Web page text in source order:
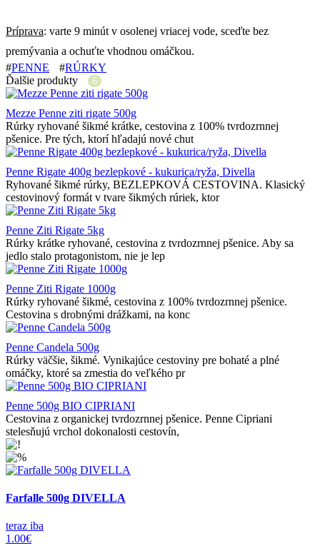
Príprava: varte 9 minút v osolenej vriacej vode, sceďte bez
premývania a ochuťte vhodnou omáčkou.
#PENNE #RÚRKY
Ďalšie produkty
6
Mezze Penne ziti rigate 500g
Rúrky ryhované šikmé krátke, cestovina z 100% tvrdozrnnej
pšenice. Pre tých, ktorí hľadajú nové chut
Penne Rigate 400g bezlepkové - kukurica/ryža, Divella
Ryhované šikmé rúrky, BEZLEPKOVÁ CESTOVINA. Klasický
cestovinový formát v tvare šikmých rúriek, ktor
Penne Ziti Rigate 5kg
Rúrky krátke ryhované, cestovina z tvrdozrnnej pšenice. Aby sa
jedlo stalo protagonistom, nie je lep
Penne Ziti Rigate 1000g
Rúrky ryhované šikmé, cestovina z 100% tvrdozrnnej pšenice.
Cestovina s drobnými drážkami, na konc
Penne Candela 500g
Rúrky väčšie, šikmé. Vynikajúce cestoviny pre bohaté a plné
omáčky, ktoré sa zmestia do veľkého pr
Penne 500g BIO CIPRIANI
Cestovina z organickej tvrdozrnnej pšenice. Penne Cipriani
stelesňujú vrchol dokonalosti cestovín,
Farfalle 500g DIVELLA
teraz iba
1.00€